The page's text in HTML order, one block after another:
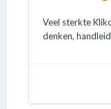
Veel sterkte
denken,